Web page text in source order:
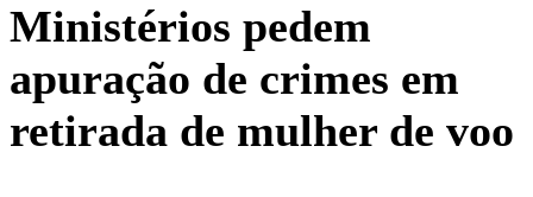
Ministérios pedem
apuração de crimes em
retirada de mulher de voo